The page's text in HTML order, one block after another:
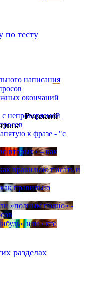
по тесту
написания
окончаний
непроверяемой
к фразе - "с
вторых» – как
правильно писать и
правильно
«полным полно» -
или «кто
разделах